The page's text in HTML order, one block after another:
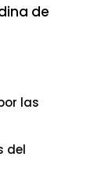
de
las
del